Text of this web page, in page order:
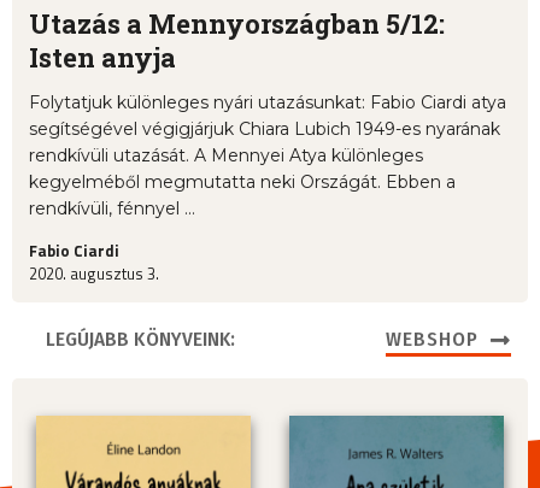
Utazás a Mennyországban 5/12:
Isten anyja
Folytatjuk különleges nyári utazásunkat: Fabio Ciardi atya
segítségével végigjárjuk Chiara Lubich 1949-es nyarának
rendkívüli utazását. A Mennyei Atya különleges
kegyelméből megmutatta neki Országát. Ebben a
rendkívüli, fénnyel ...
Fabio Ciardi
2020. augusztus 3.
LEGÚJABB KÖNYVEINK: WEBSHOP